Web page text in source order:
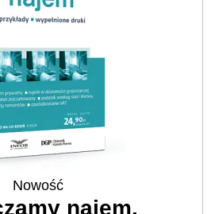
Nowość
najem.